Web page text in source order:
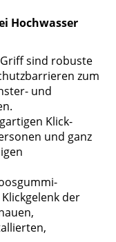
Hochwasser
sind robuste
zum
und
Klick-
und ganz
der